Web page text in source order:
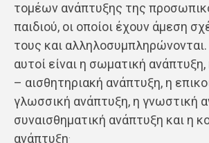
τομέων ανάπτυξης της
παιδιού, οι οποίοι έχουν άμεση
τους και αλληλοσυμπληρώνονται.
αυτοί είναι η σωματική ανάπτυξη,
– αισθητηριακή ανάπτυξη, η
γλωσσική ανάπτυξη, η γνωστική
συναισθηματική ανάπτυξη και η
ανάπτυξη